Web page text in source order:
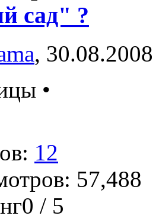
сад" ?
,
•
12
57,488
/ 5